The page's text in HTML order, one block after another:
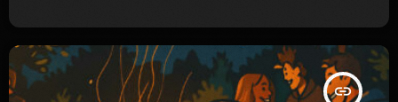
insert_link